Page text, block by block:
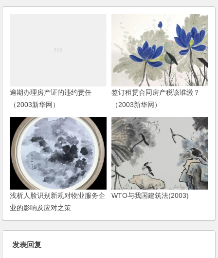
逾期办理房产证的违约责任
（2003新华网）
签订租赁合同房产税该谁缴？
（2003新华网）
浅析人脸识别新规对物业服务企
业的影响及应对之策
WTO与我国建筑法(2003)
发表回复